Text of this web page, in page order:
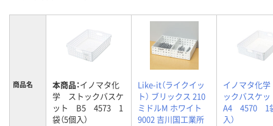
商品名 本商品：イノマタ化
学 ストックバスケ
ット B5 4573 1
袋（5個入）
Like-it（ライクイッ
ト） ブリックス 210
ミドルM ホワイト
9002 吉川国工業所
イノマタ化
ックバスケ
A4 4570 1
入）